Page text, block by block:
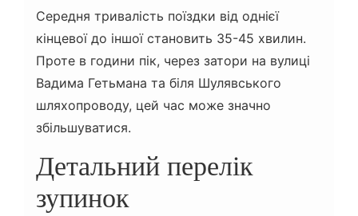
Середня тривалість поїздки від однієї
кінцевої до іншої становить 35-45 хвилин.
Проте в години пік, через затори на вулиці
Вадима Гетьмана та біля Шулявського
шляхопроводу, цей час може значно
збільшуватися.
Детальний перелік
зупинок